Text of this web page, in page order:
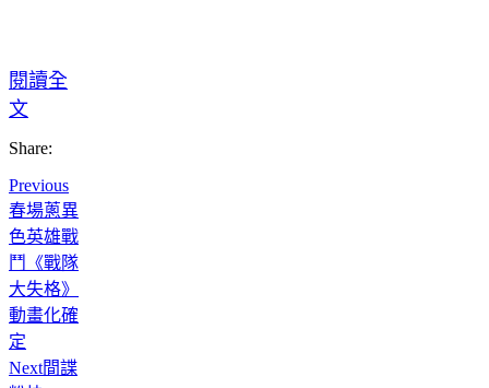
閱讀全
文
Share:
Previous
春場蔥異
色英雄戰
鬥《戰隊
大失格》
動畫化確
定
Next間諜